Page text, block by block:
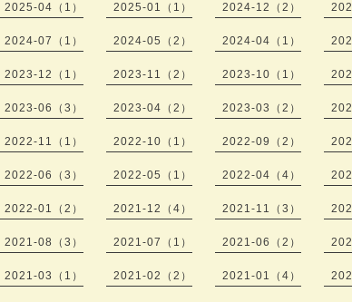
2025-04（1） 2025-01（1） 2024-12（2）
2024-07（1） 2024-05（2） 2024-04（1）
2023-12（1） 2023-11（2） 2023-10（1）
2023-06（3） 2023-04（2） 2023-03（2）
2022-11（1） 2022-10（1） 2022-09（2）
2022-06（3） 2022-05（1） 2022-04（4）
2022-01（2） 2021-12（4） 2021-11（3）
2021-08（3） 2021-07（1） 2021-06（2）
2021-03（1） 2021-02（2） 2021-01（4）